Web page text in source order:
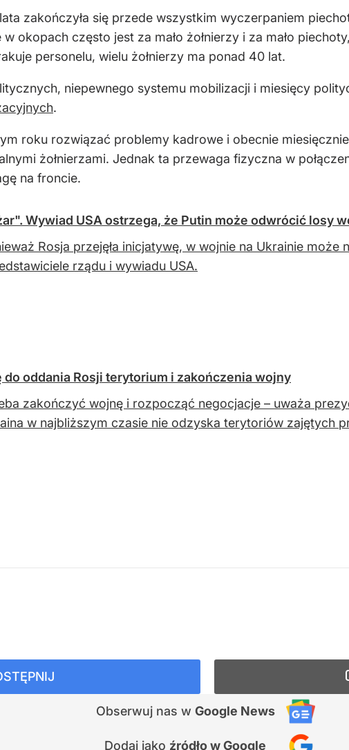
zakończyła się przede wszystkim wyczerpaniem
okopach często jest za mało żołnierzy i za mało
personelu, wielu żołnierzy ma ponad 40 lat.
niepewnego systemu mobilizacji i miesięcy
.
roku rozwiązać problemy kadrowe i obecnie
żołnierzami. Jednak ta przewaga fizyczna w
na froncie.
Wywiad USA ostrzega, że Putin może odwrócić losy
Rosja przejęła inicjatywę, w wojnie na Ukrainie
rządu i wywiadu USA.
oddania Rosji terytorium i zakończenia wojny
zakończyć wojnę i rozpocząć negocjacje – uważa
w najbliższym czasie nie odzyska terytoriów zajętych
Obserwuj nas w Google News
Dodaj jako źródło w Google